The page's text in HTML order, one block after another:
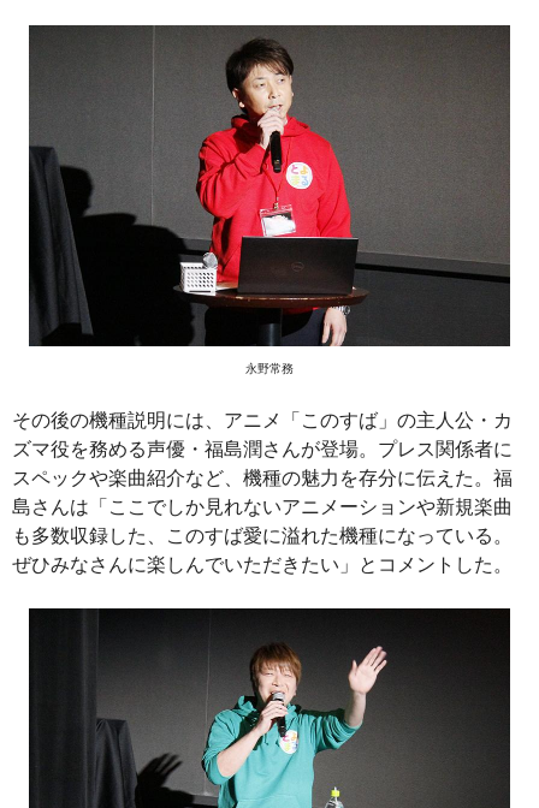
永野常務
その後の機種説明には、アニメ「このすば」の主人公・カ
ズマ役を務める声優・福島潤さんが登場。プレス関係者に
スペックや楽曲紹介など、機種の魅力を存分に伝えた。福
島さんは「ここでしか見れないアニメーションや新規楽曲
も多数収録した、このすば愛に溢れた機種になっている。
ぜひみなさんに楽しんでいただきたい」とコメントした。